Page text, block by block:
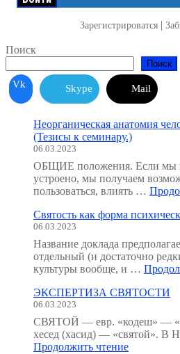
Зарегистрироватся |
Поиск
Поиск
Vk Skype Mail
Неорганическая анатомия
(Тезисы к семинару.)
06.03.2023
ОБЩИЕ положения. Если мы
устроено, мы получаем
пользоваться, влиять …
Святость как форма
06.03.2023
Название доклада
отдельный (и достаточно
культуры вообще, и …
ЭКСПЕРТИЗА СВЯТОСТИ
06.03.2023
СВЯТОЙ — евр. «кодеш» —
хесед (хасид) — «святой». В
Продолжить чтение